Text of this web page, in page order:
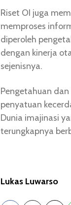
Riset OI juga
memproses
diperoleh
dengan kinerja
sejenisnya.
Pengetahuan
penyatuan
Dunia imajinasi
terungkapnya
Lukas Luwarso